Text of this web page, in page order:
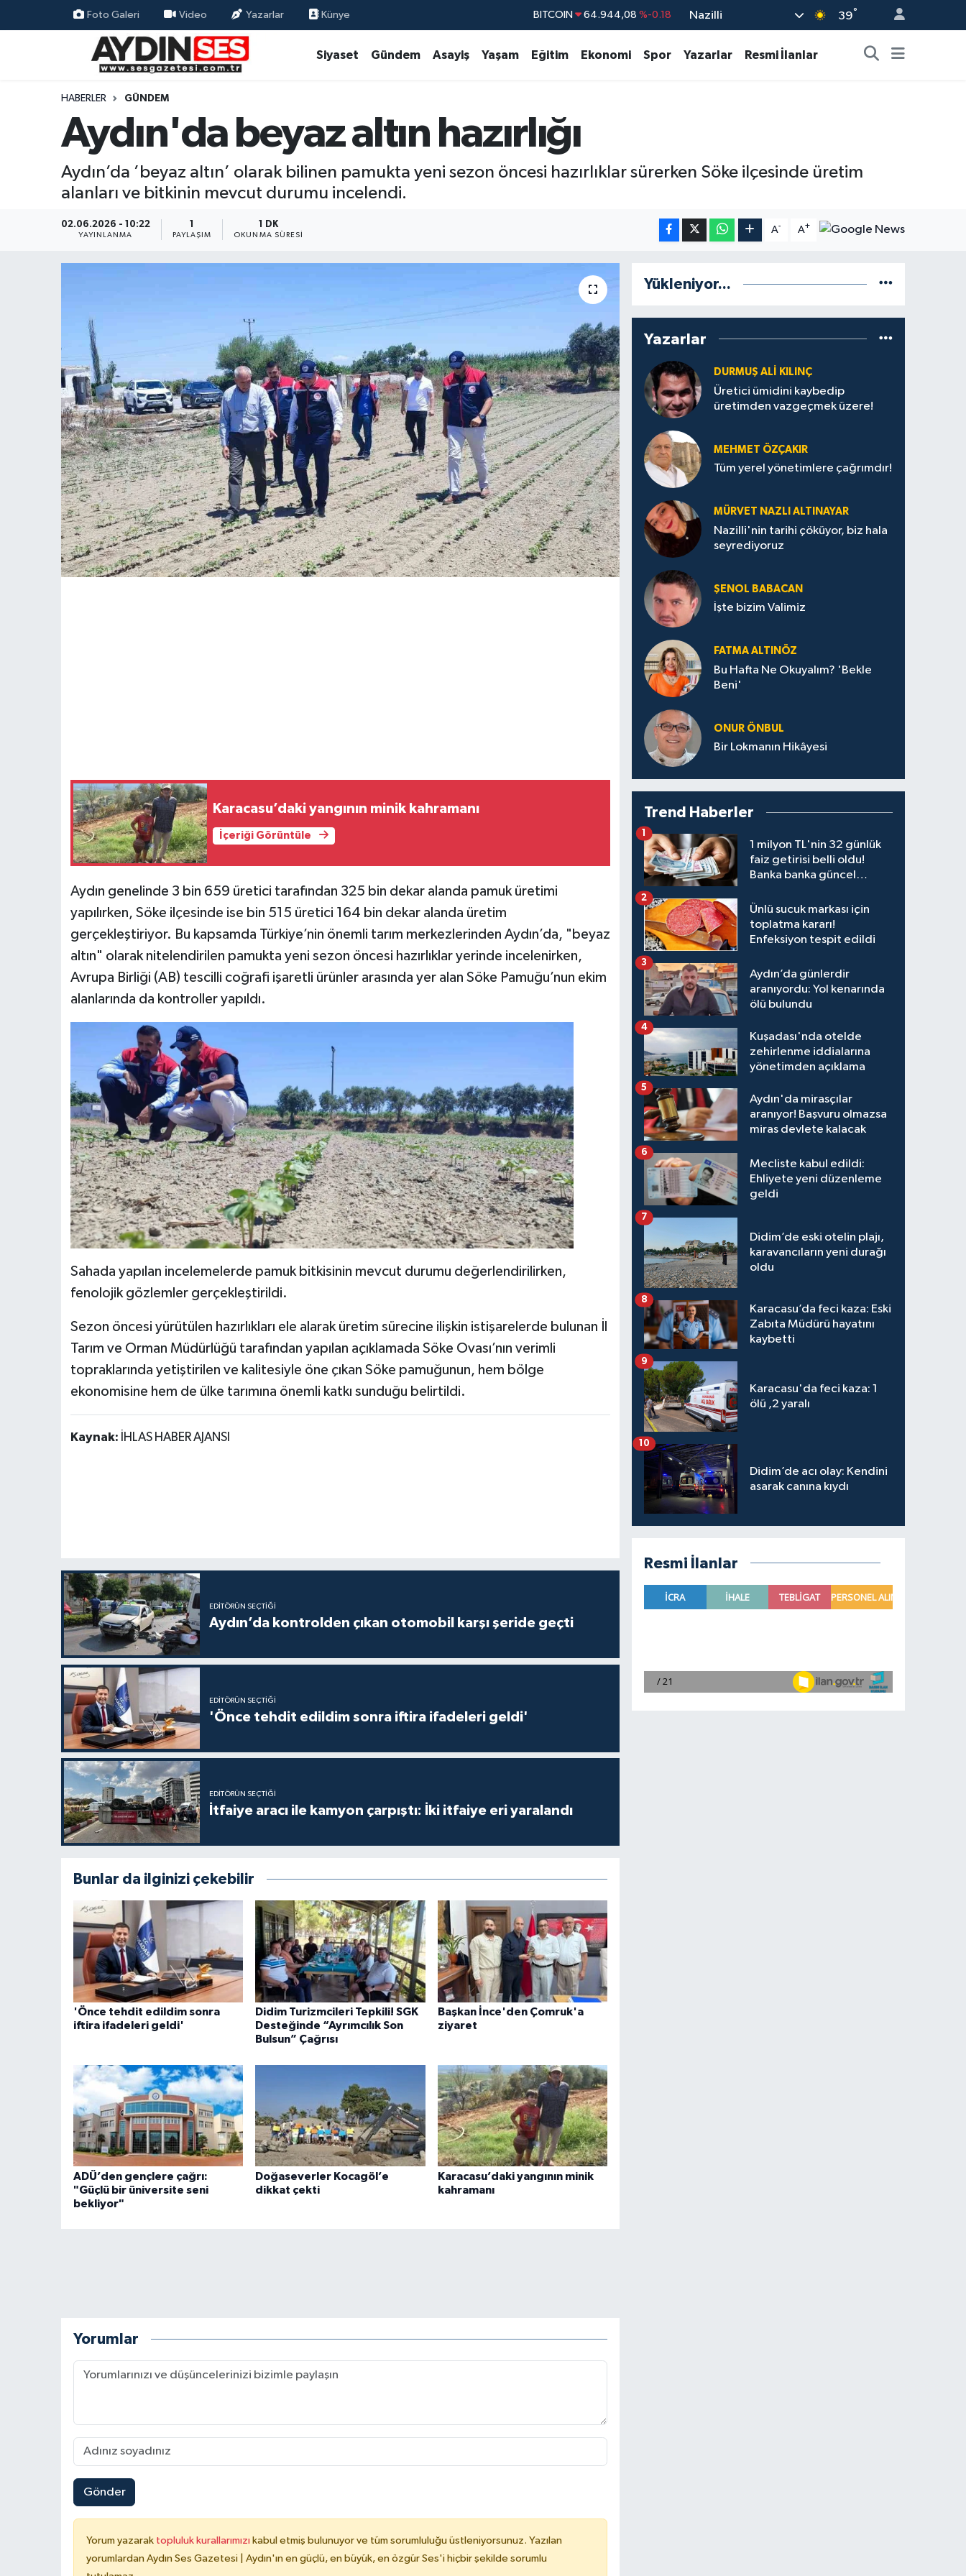
Foto Galeri Video Yazarlar Künye BITCOIN 64.944,08 %-0.18
%0.32
GRAM ALTIN
BİST100
Nazilli 39°
Siyaset Gündem Asayiş Yaşam Eğitim Ekonomi Spor Yazarlar Resmi İlanlar
HABERLER GÜNDEM
Aydın'da beyaz altın hazırlığı
Aydın’da ’beyaz altın’ olarak bilinen pamukta yeni sezon öncesi hazırlıklar sürerken Söke ilçesinde üretim
alanları ve bitkinin mevcut durumu incelendi.
02.06.2026 - 10:22
YAYINLANMA PAYLAŞIM
1 DK
OKUNMA SÜRESI
A- A+
Karacasu’daki yangının minik kahramanı
İçeriği Görüntüle
Aydın genelinde 3 bin 659 üretici tarafından 325 bin dekar alanda pamuk üretimi
yapılırken, Söke ilçesinde ise bin 515 üretici 164 bin dekar alanda üretim
gerçekleştiriyor. Bu kapsamda Türkiye’nin önemli tarım merkezlerinden Aydın’da, "beyaz
altın" olarak nitelendirilen pamukta yeni sezon öncesi hazırlıklar yerinde incelenirken,
Avrupa Birliği (AB) tescilli coğrafi işaretli ürünler arasında yer alan Söke Pamuğu’nun ekim
alanlarında da kontroller yapıldı.
Sahada yapılan incelemelerde pamuk bitkisinin mevcut durumu değerlendirilirken,
fenolojik gözlemler gerçekleştirildi.
Sezon öncesi yürütülen hazırlıkları ele alarak üretim sürecine ilişkin istişarelerde bulunan İl
Tarım ve Orman Müdürlüğü tarafından yapılan açıklamada Söke Ovası’nın verimli
topraklarında yetiştirilen ve kalitesiyle öne çıkan Söke pamuğunun, hem bölge
ekonomisine hem de ülke tarımına önemli katkı sunduğu belirtildi.
Kaynak: İHLAS HABER AJANSI
EDITÖRÜN SEÇTIĞI
Aydın’da kontrolden çıkan otomobil karşı şeride geçti
EDITÖRÜN SEÇTIĞI
'Önce tehdit edildim sonra iftira ifadeleri geldi'
EDITÖRÜN SEÇTIĞI
İtfaiye aracı ile kamyon çarpıştı: İki itfaiye eri yaralandı
Bunlar da ilginizi çekebilir
'Önce tehdit edildim sonra
iftira ifadeleri geldi'
Didim Turizmcileri Tepkili! SGK
Desteğinde “Ayrımcılık Son
Bulsun” Çağrısı
Başkan İnce'den Çomruk'a
ziyaret
ADÜ’den gençlere çağrı:
"Güçlü bir üniversite seni
bekliyor"
Doğaseverler Kocagöl’e
dikkat çekti
Karacasu’daki yangının minik
kahramanı
Yorumlar
Gönder
Yorum yazarak topluluk kurallarımızı kabul etmiş bulunuyor ve tüm sorumluluğu üstleniyorsunuz. Yazılan
yorumlardan Aydın Ses Gazetesi | Aydın'ın en güçlü, en büyük, en özgür Ses'i hiçbir şekilde sorumlu
Yükleniyor...
Yazarlar
DURMUŞ ALI KILINÇ
Üretici ümidini kaybedip
üretimden vazgeçmek üzere!
MEHMET ÖZÇAKIR
Tüm yerel yönetimlere çağrımdır!
MÜRVET NAZLI ALTINAYAR
Nazilli'nin tarihi çöküyor, biz hala
seyrediyoruz
ŞENOL BABACAN
İşte bizim Valimiz
FATMA ALTINÖZ
Bu Hafta Ne Okuyalım? 'Bekle
Beni'
ONUR ÖNBUL
Bir Lokmanın Hikâyesi
Trend Haberler
1 milyon TL'nin 32 günlük
faiz getirisi belli oldu!
Banka banka güncel
1
Ünlü sucuk markası için
toplatma kararı!
Enfeksiyon tespit edildi
2
Aydın’da günlerdir
aranıyordu: Yol kenarında
ölü bulundu
3
Kuşadası'nda otelde
zehirlenme iddialarına
yönetimden açıklama
4
Aydın'da mirasçılar
aranıyor! Başvuru olmazsa
miras devlete kalacak
5
Mecliste kabul edildi:
Ehliyete yeni düzenleme
geldi
6
Didim’de eski otelin plajı,
karavancıların yeni durağı
oldu
7
Karacasu’da feci kaza: Eski
Zabıta Müdürü hayatını
kaybetti
8
Karacasu'da feci kaza: 1
ölü ,2 yaralı
9
Didim’de acı olay: Kendini
asarak canına kıydı
10
Resmi İlanlar
Siyaset
Ekonomi
Yaşam
Aydın Nöbetçi Eczaneler
Aydın Hava Durumu
Aydin Namaz Vakitleri
Aydın Trafik Yoğunluk Haritası
Süper Lig Puan Durumu ve Fikstür
Tüm Manşetler